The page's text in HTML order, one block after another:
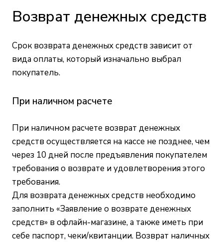
Возврат денежных средств
Срок возврата денежных средств зависит от
вида оплаты, который изначально выбрал
покупатель.
При наличном расчете
При наличном расчете возврат денежных
средств осуществляется на кассе не позднее, чем
через 10 дней после предъявления покупателем
требования о возврате и удовлетворения этого
требования.
Для возврата денежных средств необходимо
заполнить «Заявление о возврате денежных
средств» в офлайн-магазине, а также иметь при
себе паспорт, чеки/квитанции. Возврат наличных